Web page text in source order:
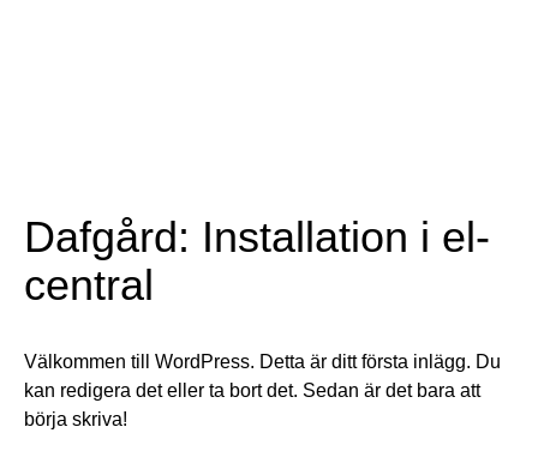
Dafgård: Installation i el-
central
Välkommen till WordPress. Detta är ditt första inlägg. Du
kan redigera det eller ta bort det. Sedan är det bara att
börja skriva!